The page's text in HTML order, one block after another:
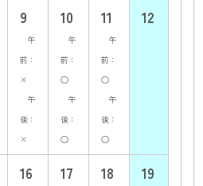
9
午
前：
×
午
後：
×
10
午
前：
○
午
後：
○
11
午
前：
○
午
後：
○
12
16 17 18 19